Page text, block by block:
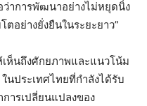
ว่าการพัฒนาอย่างไม่หยุดนิ่ง
อย่างยั่งยืนในระยะยาว”
เห็นถึงศักยภาพและแนวโน้ม
นประเทศไทยที่กำลังได้รับ
ารเปลี่ยนแปลงของ